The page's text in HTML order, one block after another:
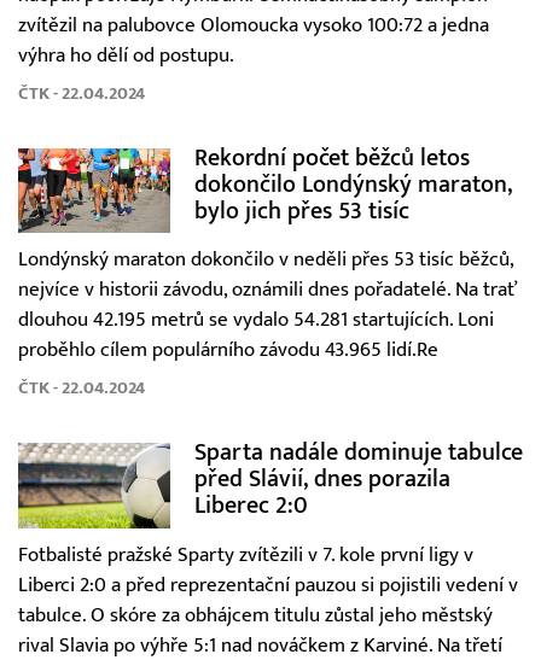
zvítězil na palubovce Olomoucka vysoko 100:72 a jedna
výhra ho dělí od postupu.
ČTK - 22.04.2024
Rekordní počet běžců letos
dokončilo Londýnský maraton,
bylo jich přes 53 tisíc
Londýnský maraton dokončilo v neděli přes 53 tisíc běžců,
nejvíce v historii závodu, oznámili dnes pořadatelé. Na trať
dlouhou 42.195 metrů se vydalo 54.281 startujících. Loni
proběhlo cílem populárního závodu 43.965 lidí.Re
ČTK - 22.04.2024
Sparta nadále dominuje tabulce
před Slávií, dnes porazila
Liberec 2:0
Fotbalisté pražské Sparty zvítězili v 7. kole první ligy v
Liberci 2:0 a před reprezentační pauzou si pojistili vedení v
tabulce. O skóre za obhájcem titulu zůstal jeho městský
rival Slavia po výhře 5:1 nad nováčkem z Karviné. Na třetí